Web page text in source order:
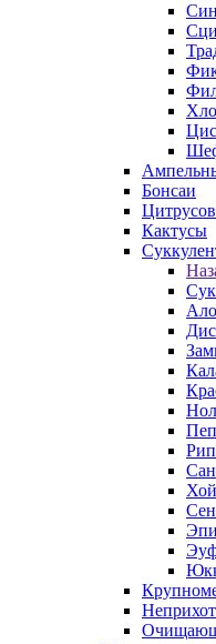
Бонсаи
Кактусы